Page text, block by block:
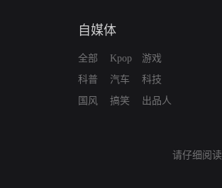
自媒体
全部
科普
国风
Kpop
汽车
搞笑
游戏
科技
出品人
请仔细阅读